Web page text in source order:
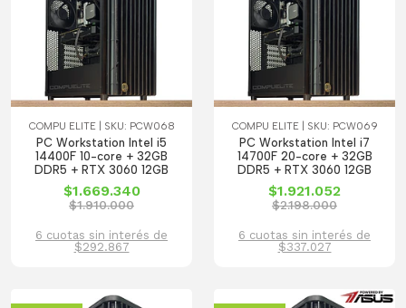
COMPU ELITE | SKU: PCW068
PC Workstation Intel i5
14400F 10-core + 32GB
DDR5 + RTX 3060 12GB
$1.669.340
$1.910.000
6 cuotas sin interés de
$292.867
COMPU ELITE | SKU: PCW069
PC Workstation Intel i7
14700F 20-core + 32GB
DDR5 + RTX 3060 12GB
$1.921.052
$2.198.000
6 cuotas sin interés de
$337.027